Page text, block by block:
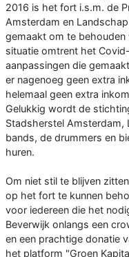
2016 is het fort i.s.m. de
Amsterdam en
gemaakt om te
situatie omtrent het
aanpassingen die
er nagenoeg geen extra
helemaal geen extra
Gelukkig wordt de
Stadsherstel Amsterdam,
bands, de drummers en
huren.
Om niet stil te blijven
op het fort te kunnen
voor iedereen die het
Beverwijk onlangs een
en een prachtige donatie
het platform "Groen